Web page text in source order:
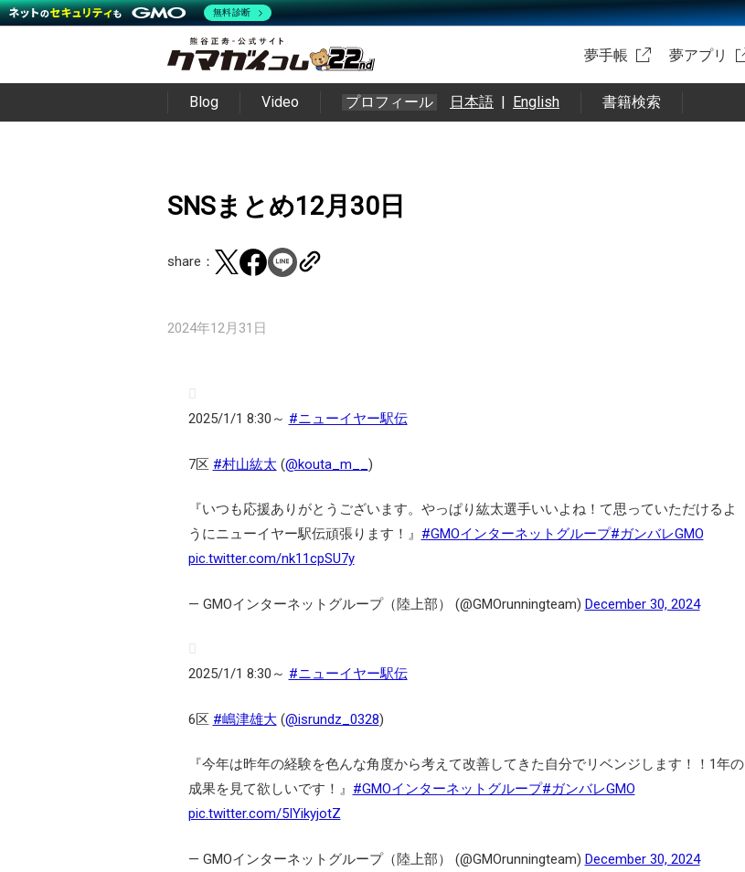
夢手帳 夢アプリ
Blog Video プロフィール 日本語 | English 書籍検索
SNSまとめ12月30日
share：
2024年12月31日
2025/1/1 8:30～ #ニューイヤー駅伝
7区 #村山紘太 (@kouta_m__ )
『いつも応援ありがとうございます。やっぱり紘太選手いいよね！て思っていただけるよ
うにニューイヤー駅伝頑張ります！』 #GMOインターネットグループ#ガンバレGMO
pic.twitter.com/nk11cpSU7y
— GMOインターネットグループ（陸上部） (@GMOrunningteam) December 30, 2024
2025/1/1 8:30～ #ニューイヤー駅伝
6区 #嶋津雄大(@isrundz_0328)
『今年は昨年の経験を色んな角度から考えて改善してきた自分でリベンジします！！1年の
成果を見て欲しいです！』 #GMOインターネットグループ#ガンバレGMO
pic.twitter.com/5IYikyjotZ
— GMOインターネットグループ（陸上部） (@GMOrunningteam) December 30, 2024
無料診断